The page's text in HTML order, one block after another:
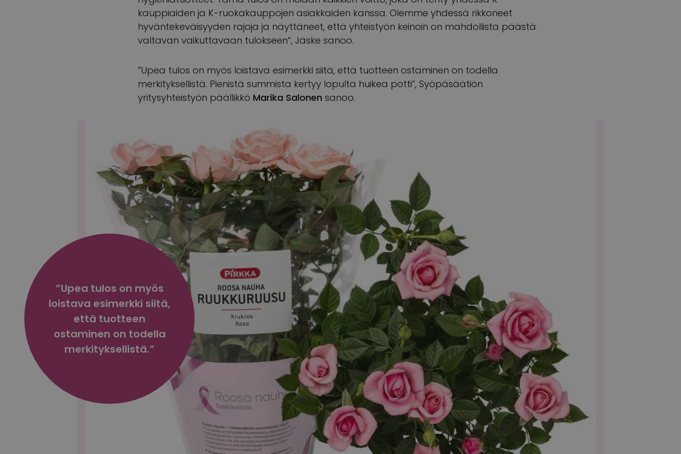
kauppiaiden ja K-ruokakauppojen asiakkaiden kanssa. Olemme yhdessä rikkoneet
hyväntekeväisyyden rajoja ja näyttäneet, että yhteistyön keinoin on mahdollista päästä
valtavan vaikuttavaan tulokseen”, Jäske sanoo.
”Upea tulos on myös loistava esimerkki siitä, että tuotteen ostaminen on todella
merkityksellistä. Pienistä summista kertyy lopulta huikea potti”, Syöpäsäätiön
yritysyhteistyön päällikkö Marika Salonen sanoo.
”Upea tulos on myös
loistava esimerkki siitä,
että tuotteen
ostaminen on todella
merkityksellistä.”